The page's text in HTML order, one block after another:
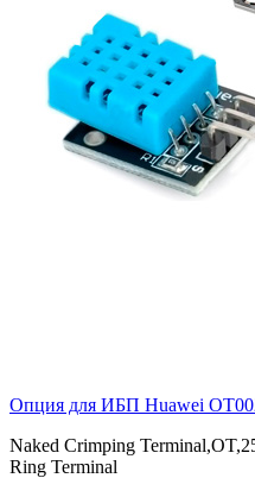
Опция для ИБП Huawei
Naked Crimping
Ring Terminal